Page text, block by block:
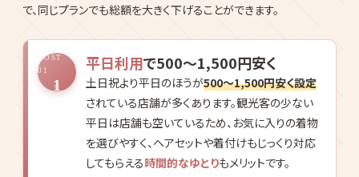
で、同じプランでも総額を大きく下げることができます。
COST
01
1
平日利用で500〜1,500円安く
土日祝より平日のほうが500〜1,500円安く設定
されている店舗が多くあります。観光客の少ない
平日は店舗も空いているため、お気に入りの着物
を選びやすく、ヘアセットや着付けもじっくり対応
してもらえる時間的なゆとりもメリットです。